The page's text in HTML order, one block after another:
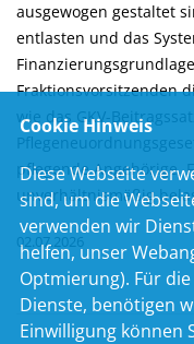
ausgewogen gestaltet
entlasten und das
Fraktionsvorsitzenden
wie das GKV-
pflegende Angehörige,
unverhältnismäßig
02.07.2026
Cookie Hinweis
Diese Webseite
sind, um die
verwenden wir
helfen, unser
Optmierung). Für
Dienste, benötigen
Einwilligung können